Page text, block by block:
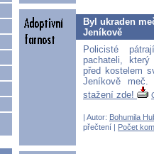
Byl ukraden
Jeníkově
Policisté
pachateli,
před kostelem
Jeníkově
stažení zde!
| Autor: Bohumila
přečtení | Počet